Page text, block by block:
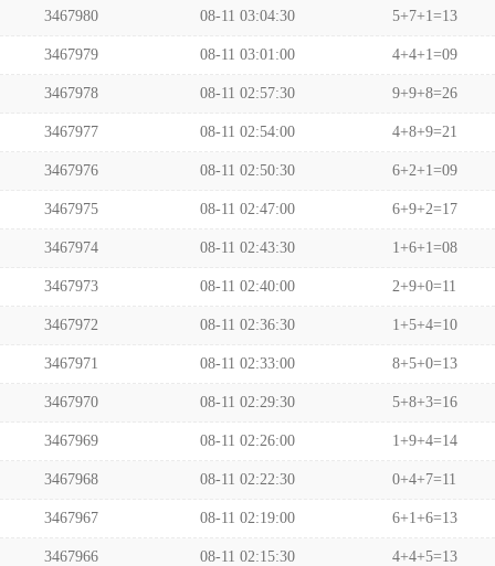
3467980 08-11 03:04:30 5+7+1=13
3467979 08-11 03:01:00 4+4+1=09
3467978 08-11 02:57:30 9+9+8=26
3467977 08-11 02:54:00 4+8+9=21
3467976 08-11 02:50:30 6+2+1=09
3467975 08-11 02:47:00 6+9+2=17
3467974 08-11 02:43:30 1+6+1=08
3467973 08-11 02:40:00 2+9+0=11
3467972 08-11 02:36:30 1+5+4=10
3467971 08-11 02:33:00 8+5+0=13
3467970 08-11 02:29:30 5+8+3=16
3467969 08-11 02:26:00 1+9+4=14
3467968 08-11 02:22:30 0+4+7=11
3467967 08-11 02:19:00 6+1+6=13
3467966 08-11 02:15:30 4+4+5=13